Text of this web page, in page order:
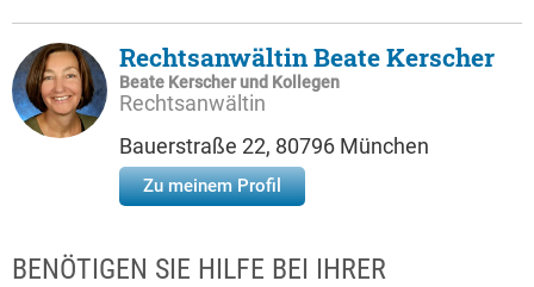
Rechtsanwältin Beate Kerscher
Beate Kerscher und Kollegen
Rechtsanwältin
Bauerstraße 22, 80796 München
Zu meinem Profil
BENÖTIGEN SIE HILFE BEI IHRER